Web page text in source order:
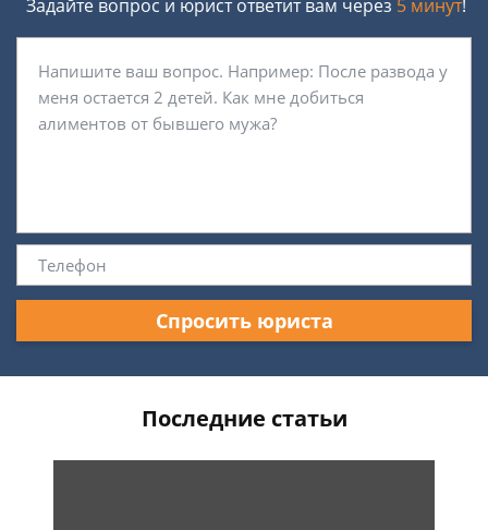
Задайте вопрос и юрист ответит вам через 5 минут!
Спросить юриста
Последние статьи